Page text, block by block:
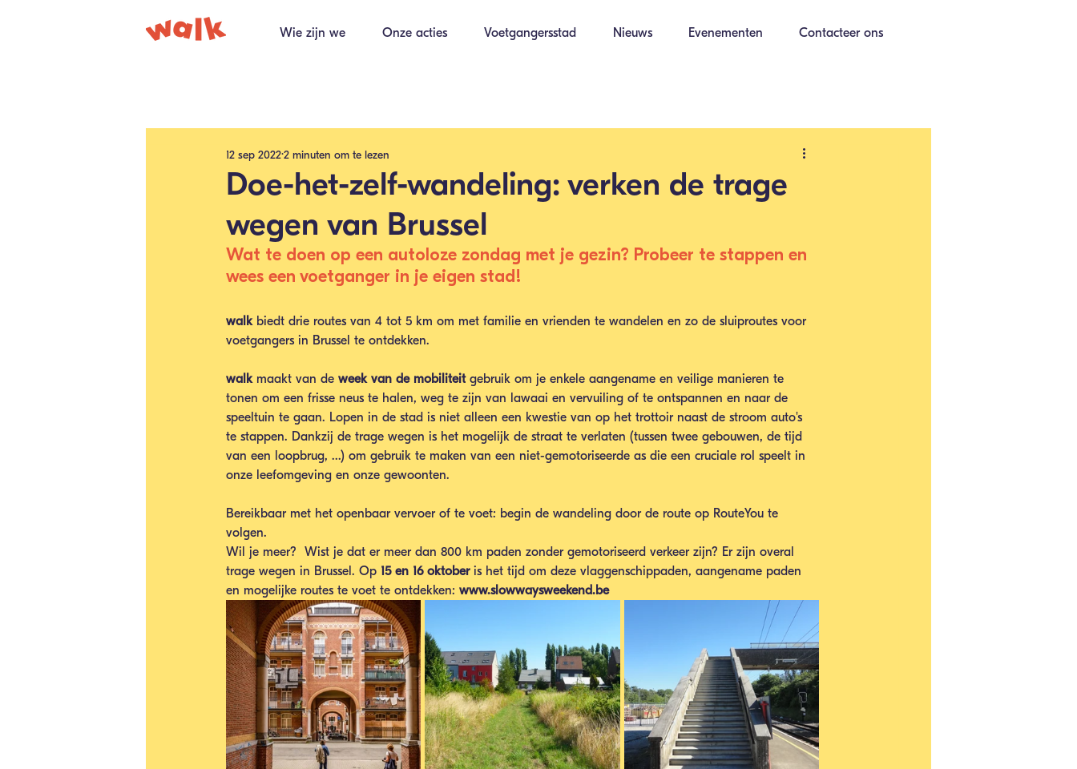
Wie zijn we Onze acties Voetgangersstad Nieuws Evenementen Contacteer ons
Doe-het-zelf-wandeling: verken de trage
wegen van Brussel
12 sep 20222 minuten om te lezen
Wat te doen op een autoloze zondag met je gezin? Probeer te stappen en
wees een voetganger in je eigen stad!
walk biedt drie routes van 4 tot 5 km om met familie en vrienden te wandelen en zo de sluiproutes voor
voetgangers in Brussel te ontdekken.
walk maakt van de week van de mobiliteit gebruik om je enkele aangename en veilige manieren te
tonen om een frisse neus te halen, weg te zijn van lawaai en vervuiling of te ontspannen en naar de
speeltuin te gaan. Lopen in de stad is niet alleen een kwestie van op het trottoir naast de stroom auto's
te stappen. Dankzij de trage wegen is het mogelijk de straat te verlaten (tussen twee gebouwen, de tijd
van een loopbrug, ...) om gebruik te maken van een niet-gemotoriseerde as die een cruciale rol speelt in
onze leefomgeving en onze gewoonten.
Bereikbaar met het openbaar vervoer of te voet: begin de wandeling door de route op RouteYou te
volgen.
Wil je meer?  Wist je dat er meer dan 800 km paden zonder gemotoriseerd verkeer zijn? Er zijn overal
trage wegen in Brussel. Op 15 en 16 oktober is het tijd om deze vlaggenschippaden, aangename paden
en mogelijke routes te voet te ontdekken: www.slowwaysweekend.be